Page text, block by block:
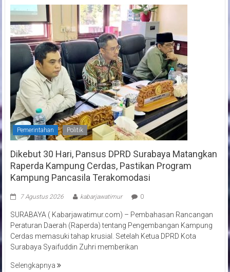
Pemerintahan Politik
Dikebut 30 Hari, Pansus DPRD Surabaya Matangkan
Raperda Kampung Cerdas, Pastikan Program
Kampung Pancasila Terakomodasi
7 Agustus 2026 kabarjawatimur 0
SURABAYA ( Kabarjawatimur.com) – Pembahasan Rancangan
Peraturan Daerah (Raperda) tentang Pengembangan Kampung
Cerdas memasuki tahap krusial. Setelah Ketua DPRD Kota
Surabaya Syaifuddin Zuhri memberikan
Selengkapnya